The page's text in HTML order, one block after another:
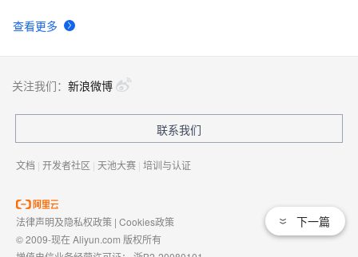
查看更多
下一篇
关注我们： 新浪微博
联系我们
文档 | 开发者社区 | 天池大赛 | 培训与认证
法律声明及隐私权政策 | Cookies政策
© 2009-现在 Aliyun.com 版权所有